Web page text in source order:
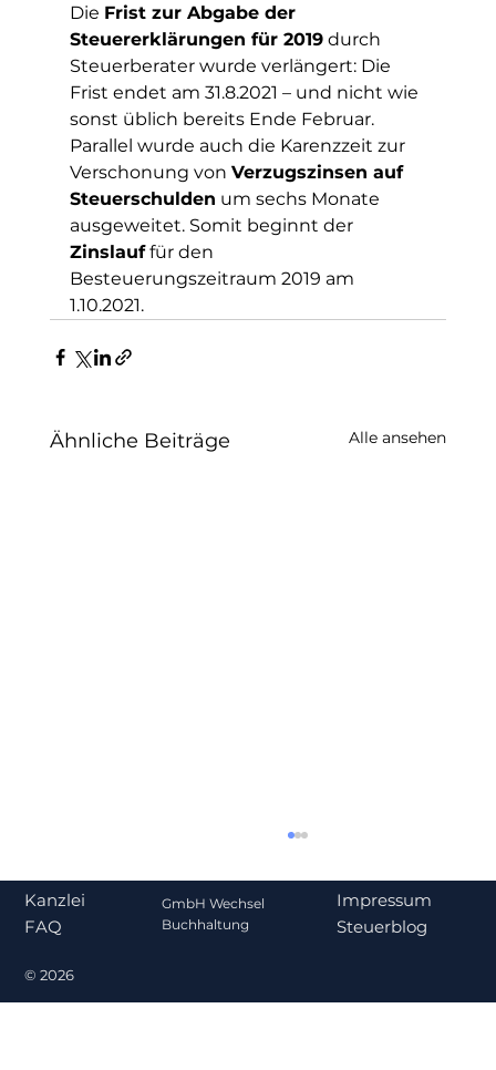
Die Frist zur Abgabe der
Steuererklärungen für 2019 durch
Steuerberater wurde verlängert: Die
Frist endet am 31.8.2021 – und nicht wie
sonst üblich bereits Ende Februar.
Parallel wurde auch die Karenzzeit zur
Verschonung von Verzugszinsen auf
Steuerschulden um sechs Monate
ausgeweitet. Somit beginnt der
Zinslauf für den
Besteuerungszeitraum 2019 am
1.10.2021.
Ähnliche Beiträge Alle ansehen
Kanzlei
FAQ
Impressum
Steuerblog
© 2026
GmbH Wechsel
Buchhaltung